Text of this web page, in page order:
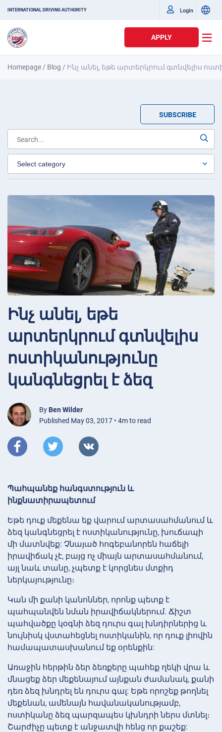
INTERNATIONAL DRIVING AUTHORITY Login
APPLY
Homepage / Blog / Ինչ անել, եթե արտերկրում գտնվելիս
SUBSCRIBE
Ինչ անել, եթե
արտերկրում գտնվելիս
ոստիկանությունը
կանգնեցրել է ձեզ
By Ben Wilder
Published May 03, 2017 • 4m to read
Պահպանեք հանգստություն և
ինքնատիրապետում
Եթե դուք մեքենա եք վարում արտասահմանում և
ձեզ կանգնեցրել է ոստիկանությունը, խուճապի
մի մատնվեք: Չնայած հոգեբանորեն հաճելի
իրավիճակ չէ, բայց ոչ միայն արտասահմանում,
այլ նաև տանը, չպետք է կորցնես մտքիդ
ներկայությունը։
Կան մի քանի կանոններ, որոնք պետք է
պահպանվեն նման իրավիճակներում. Ճիշտ
պահվածքը կօգնի ձեզ դուրս գալ խնդիրներից և
նույնիսկ վստահեցնել ոստիկանին, որ դուք լիովին
համապատասխանում եք օրենքին:
Առաջին հերթին ձեր ձեռքերը պահեք ղեկի վրա և
մնացեք ձեր մեքենայում այնքան ժամանակ, քանի
դեռ ձեզ խնդրել են դուրս գալ: Եթե որոշեք թողնել
մեքենան, ամենայն հավանականությամբ,
ոստիկանը ձեզ պարզապես կխնդրի ներս մտնել։
Շարժիչը պետք է անջատվի հենց որ քաշեք: